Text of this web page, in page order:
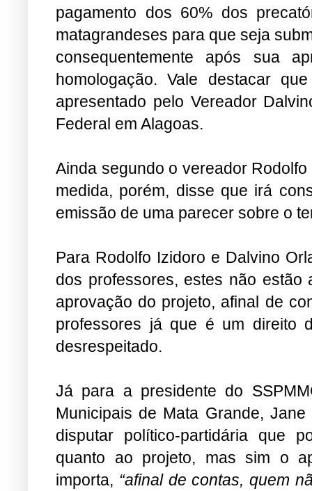
pagamento dos 60% dos
matagrandeses para que seja
consequentemente após sua
homologação. Vale destacar
apresentado pelo Vereador
Federal em Alagoas.
Ainda segundo o vereador
medida, porém, disse que irá
emissão de uma parecer sobre o
Para Rodolfo Izidoro e Dalvino
dos professores, estes não
aprovação do projeto, afinal de
professores já que é um direito
desrespeitado.
Já para a presidente do
Municipais de Mata Grande,
disputar político-partidária que
quanto ao projeto, mas sim o
importa, “afinal de contas, quem